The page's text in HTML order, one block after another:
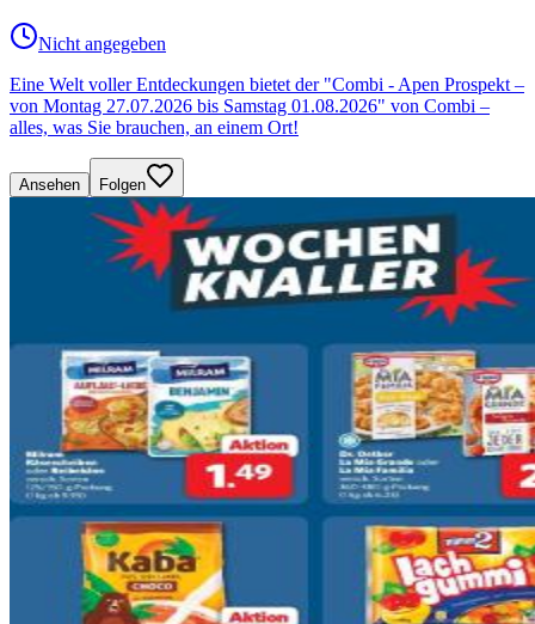
Nicht angegeben
Eine Welt voller Entdeckungen bietet der "Combi - Apen Prospekt –
von Montag 27.07.2026 bis Samstag 01.08.2026" von Combi –
alles, was Sie brauchen, an einem Ort!
Ansehen Folgen